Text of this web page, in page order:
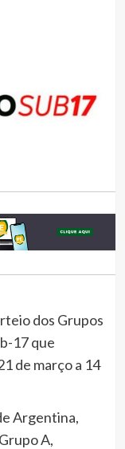
dos Grupos
17 que
de março a 14
Argentina,
A,